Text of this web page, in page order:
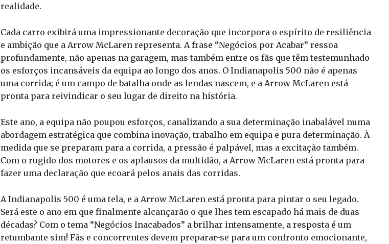
realidade.
Cada carro exibirá uma impressionante decoração que incorpora o espírito de resiliência
e ambição que a Arrow McLaren representa. A frase “Negócios por Acabar” ressoa
profundamente, não apenas na garagem, mas também entre os fãs que têm testemunhado
os esforços incansáveis da equipa ao longo dos anos. O Indianapolis 500 não é apenas
uma corrida; é um campo de batalha onde as lendas nascem, e a Arrow McLaren está
pronta para reivindicar o seu lugar de direito na história.
Este ano, a equipa não poupou esforços, canalizando a sua determinação inabalável numa
abordagem estratégica que combina inovação, trabalho em equipa e pura determinação. À
medida que se preparam para a corrida, a pressão é palpável, mas a excitação também.
Com o rugido dos motores e os aplausos da multidão, a Arrow McLaren está pronta para
fazer uma declaração que ecoará pelos anais das corridas.
A Indianapolis 500 é uma tela, e a Arrow McLaren está pronta para pintar o seu legado.
Será este o ano em que finalmente alcançarão o que lhes tem escapado há mais de duas
décadas? Com o tema “Negócios Inacabados” a brilhar intensamente, a resposta é um
retumbante sim! Fãs e concorrentes devem preparar-se para um confronto emocionante,